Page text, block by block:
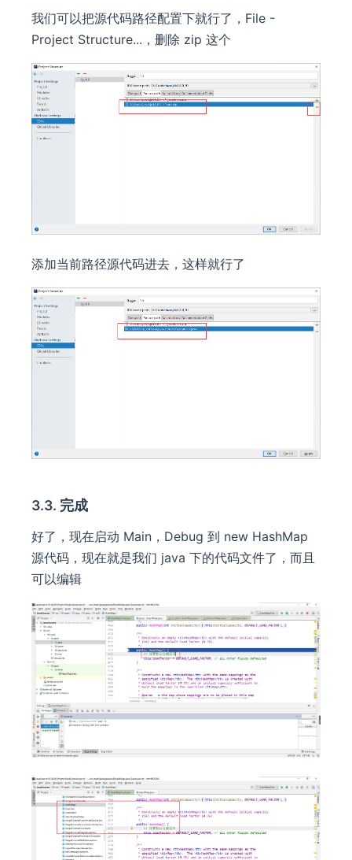
我们可以把源代码路径配置下就行了，File -
Project Structure...，删除 zip 这个
添加当前路径源代码进去，这样就行了
3.3. 完成
好了，现在启动 Main，Debug 到 new HashMap
源代码，现在就是我们 java 下的代码文件了，而且
可以编辑